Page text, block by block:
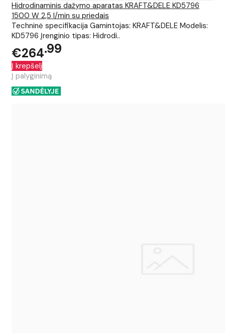
Hidrodinaminis dažymo aparatas KRAFT&DELE KD5796
1500 W 2,5 l/min su priedais
Techninė specifikacija Gamintojas: KRAFT&DELE Modelis:
KD5796 Įrenginio tipas: Hidrodi..
€264 99
Į krepšelį
Į palyginimą